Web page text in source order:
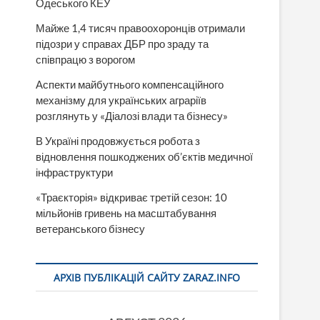
Одеського КЕУ
Майже 1,4 тисяч правоохоронців отримали
підозри у справах ДБР про зраду та
співпрацю з ворогом
Аспекти майбутнього компенсаційного
механізму для українських аграріїв
розглянуть у «Діалозі влади та бізнесу»
В Україні продовжується робота з
відновлення пошкоджених об’єктів медичної
інфраструктури
«Траєкторія» відкриває третій сезон: 10
мільйонів гривень на масштабування
ветеранського бізнесу
АРХІВ ПУБЛІКАЦІЙ САЙТУ ZARAZ.INFO